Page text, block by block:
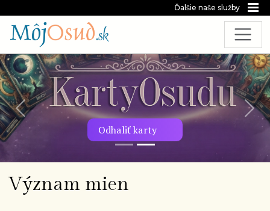
Ďalšie naše služby
Odhaliť karty
Predchádzajúca snímka
Význam mien